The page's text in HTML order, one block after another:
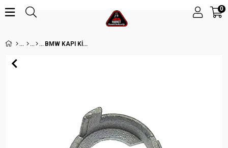
0
BMW KAPI KİLİDİ SİLİNDİR GÖRÜNÜMLÜ EŞYA 2-POD - X5